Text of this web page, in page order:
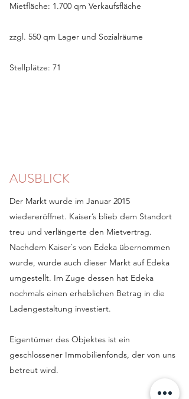
Mietfläche: 1.700 qm Verkaufsfläche
zzgl. 550 qm Lager und Sozialräume
Stellplätze: 71
AUSBLICK
Der Markt wurde im Januar 2015
wiedereröffnet. Kaiser’s blieb dem Standort
treu und verlängerte den Mietvertrag.
Nachdem Kaiser`s von Edeka übernommen
wurde, wurde auch dieser Markt auf Edeka
umgestellt. Im Zuge dessen hat Edeka
nochmals einen erheblichen Betrag in die
Ladengestaltung investiert.
Eigentümer des Objektes ist ein
geschlossener Immobilienfonds, der von uns
betreut wird.